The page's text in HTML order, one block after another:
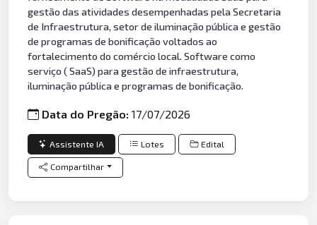
gestão das atividades desempenhadas pela Secretaria
de Infraestrutura, setor de iluminação pública e gestão
de programas de bonificação voltados ao
fortalecimento do comércio local. Software como
serviço ( SaaS) para gestão de infraestrutura,
iluminação pública e programas de bonificação.
Data do Pregão:17/07/2026
Assistente IA Lotes Edital
Compartilhar